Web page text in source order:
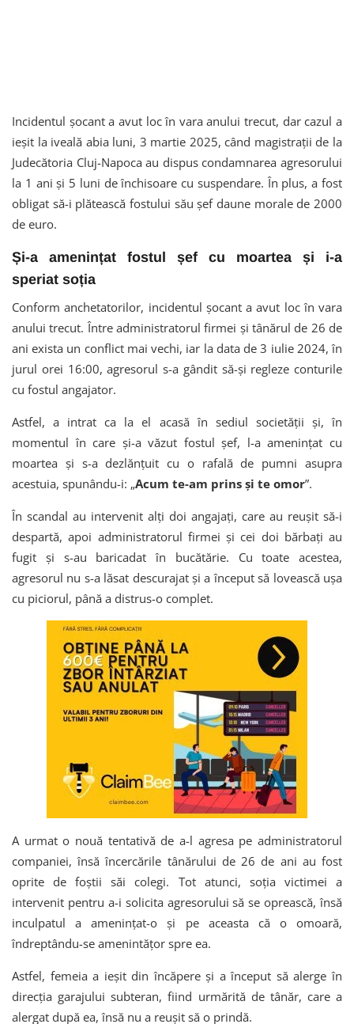
Incidentul șocant a avut loc în vara anului trecut, dar cazul a
ieșit la iveală abia luni, 3 martie 2025, când magistrații de la
Judecătoria Cluj-Napoca au dispus condamnarea agresorului
la 1 ani și 5 luni de închisoare cu suspendare. În plus, a fost
obligat să-i plătească fostului său șef daune morale de 2000
de euro.
Și-a amenințat fostul șef cu moartea și i-a
speriat soția
Conform anchetatorilor, incidentul șocant a avut loc în vara
anului trecut. Între administratorul firmei și tânărul de 26 de
ani exista un conflict mai vechi, iar la data de 3 iulie 2024, în
jurul orei 16:00, agresorul s-a gândit să-și regleze conturile
cu fostul angajator.
Astfel, a intrat ca la el acasă în sediul societății și, în
momentul în care și-a văzut fostul șef, l-a amenințat cu
moartea și s-a dezlănțuit cu o rafală de pumni asupra
acestuia, spunându-i: „Acum te-am prins şi te omor”.
În scandal au intervenit alți doi angajați, care au reușit să-i
despartă, apoi administratorul firmei și cei doi bărbați au
fugit și s-au baricadat în bucătărie. Cu toate acestea,
agresorul nu s-a lăsat descurajat și a început să lovească ușa
cu piciorul, până a distrus-o complet.
A urmat o nouă tentativă de a-l agresa pe administratorul
companiei, însă încercările tânărului de 26 de ani au fost
oprite de foștii săi colegi. Tot atunci, soția victimei a
intervenit pentru a-i solicita agresorului să se oprească, însă
inculpatul a ameninţat-o şi pe aceasta că o omoară,
îndreptându-se amenintăţor spre ea.
Astfel, femeia a ieşit din încăpere şi a început să alerge în
direcţia garajului subteran, fiind urmărită de tânăr, care a
alergat după ea, însă nu a reușit să o prindă.